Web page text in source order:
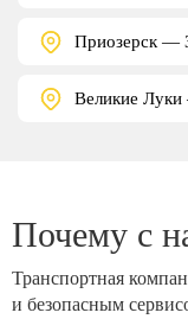
Приозерск —
Великие
Почему с
Транспортная
и безопасным